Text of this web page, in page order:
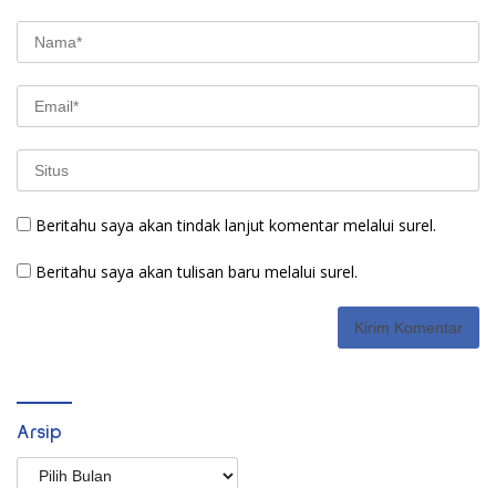
Beritahu saya akan tindak lanjut komentar melalui surel.
Beritahu saya akan tulisan baru melalui surel.
Arsip
Arsip